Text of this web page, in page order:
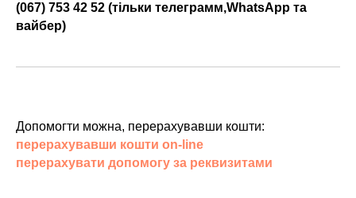
(067) 753 42 52 (тільки телеграмм,WhatsApp та
вайбер)
Допомогти можна, перерахувавши кошти:
перерахувавши кошти on-line
перерахувати допомогу за реквизитами